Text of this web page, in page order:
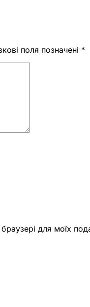
поля позначені *
для моїх